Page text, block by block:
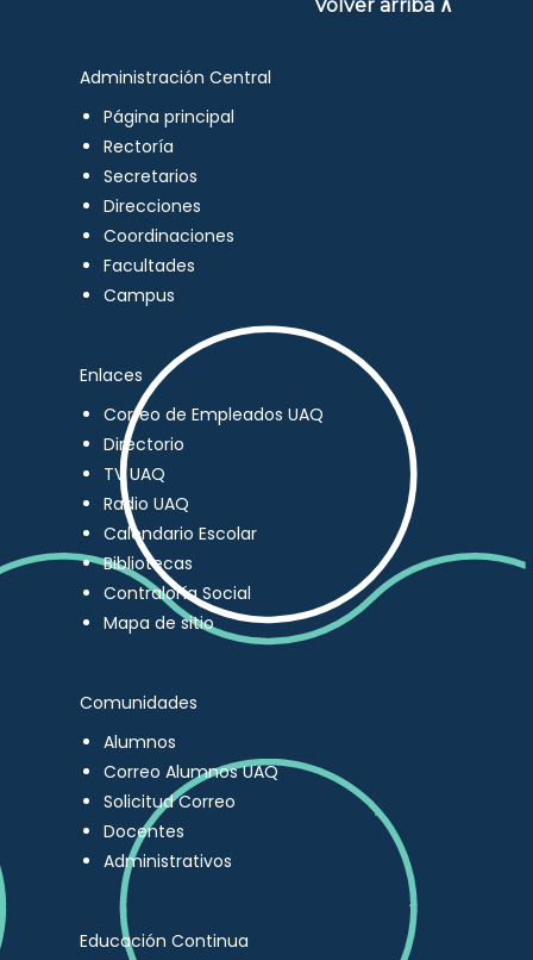
Volver arriba ∧
Administración Central
Página principal
Rectoría
Secretarios
Direcciones
Coordinaciones
Facultades
Campus
Enlaces
Correo de Empleados UAQ
Directorio
TV UAQ
Radio UAQ
Calendario Escolar
Bibliotecas
Contraloría Social
Mapa de sitio
Comunidades
Alumnos
Correo Alumnos UAQ
Solicitud Correo
Docentes
Administrativos
Educación Continua